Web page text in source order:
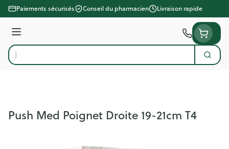
Aller au contenu
Paiements sécurisés Conseil du pharmacien Livraison rapide
Menu
Rechercher
Push Med Poignet Droite 19-21cm T4